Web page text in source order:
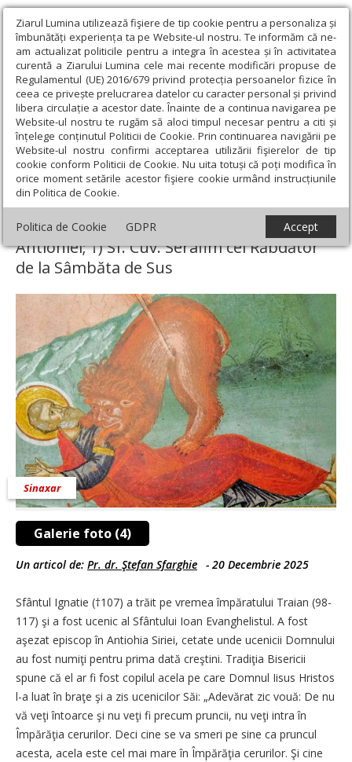
Ziarul Lumina utilizează fişiere de tip cookie pentru a personaliza și
îmbunătăți experiența ta pe Website-ul nostru. Te informăm că ne-
am actualizat politicile pentru a integra în acestea și în activitatea
curentă a Ziarului Lumina cele mai recente modificări propuse de
Regulamentul (UE) 2016/679 privind protecția persoanelor fizice în
ceea ce privește prelucrarea datelor cu caracter personal și privind
libera circulație a acestor date. Înainte de a continua navigarea pe
Website-ul nostru te rugăm să aloci timpul necesar pentru a citi și
înțelege conținutul Politicii de Cookie. Prin continuarea navigării pe
Website-ul nostru confirmi acceptarea utilizării fişierelor de tip
cookie conform Politicii de Cookie. Nu uita totuși că poți modifica în
orice moment setările acestor fişiere cookie urmând instrucțiunile
din Politica de Cookie.
Politica de Cookie GDPR Accept
Ziarul Lumina › Teologie și spiritualitate › Sinaxar › Înainte-
prăznuirea Naşterii Domnului; Sf. Sfinţit Mc. Ignatie Teoforul,
episcopul Antiohiei; †) Sf. Cuv. Serafim cel Răbdător de la Sâmbăta
de Sus
Înainte-prăznuirea Naşterii Domnului; Sf.
Sfinţit Mc. Ignatie Teoforul, episcopul
Antiohiei; †) Sf. Cuv. Serafim cel Răbdător
de la Sâmbăta de Sus
Galerie foto (4)
Sinaxar
Un articol de: Pr. dr. Ştefan Sfarghie - 20 Decembrie 2025
Sfântul Ignatie (†107) a trăit pe vremea împăratului Traian (98-
117) şi a fost ucenic al Sfântului Ioan Evanghelistul. A fost
aşezat episcop în Antiohia Siriei, cetate unde ucenicii Domnului
au fost numiţi pentru prima dată creştini. Tradiţia Bisericii
spune că el ar fi fost copilul acela pe care Domnul Iisus Hristos
l-a luat în braţe şi a zis ucenicilor Săi: „Adevărat zic vouă: De nu
vă veţi întoarce şi nu veţi fi precum pruncii, nu veţi intra în
Împărăţia cerurilor. Deci cine se va smeri pe sine ca pruncul
acesta, acela este cel mai mare în Împărăţia cerurilor. Şi cine